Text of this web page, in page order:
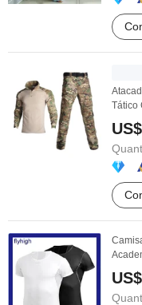
Tático